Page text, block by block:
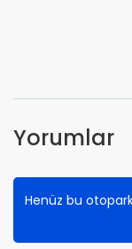
Yorumlar
Henüz bu